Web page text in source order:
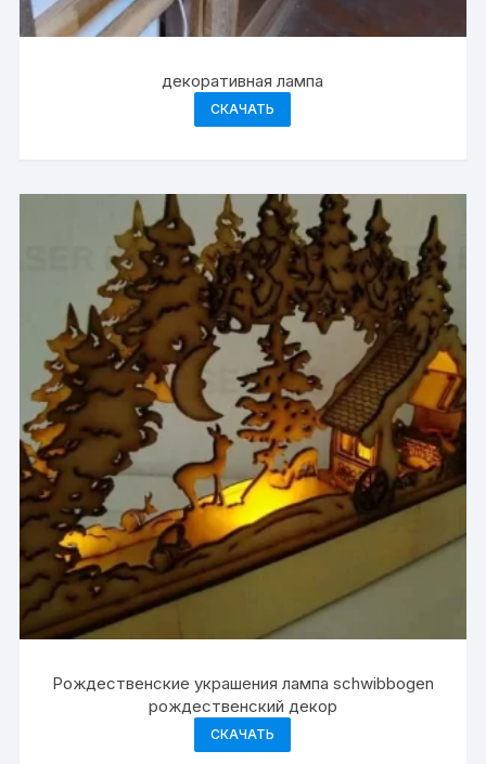
декоративная лампа
СКАЧАТЬ
Рождественские украшения лампа schwibbogen
рождественский декор
СКАЧАТЬ